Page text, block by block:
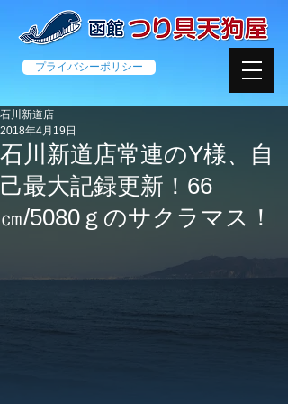
プライバシーポリシー
石川新道店常連のY様、自
己最大記録更新！66
㎝/5080ｇのサクラマス！
石川新道店
2018年4月19日